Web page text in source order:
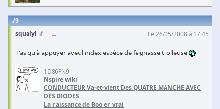
9
squalyl
Le 26/05/2008 à 17:45
T'as qu'à appuyer avec l'index espèce de feignasse trolleuse
1D86FN9
Nspire wiki
CONDUCTEUR Va-et-vient Des QUATRE MANCHE AVEC
DES DIODES
La naissance de Boo en vrai